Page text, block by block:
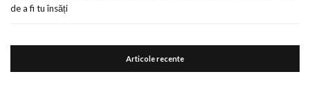
de a fi tu însăți
Articole recente